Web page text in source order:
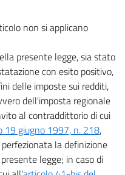
non si applicano
presente legge, sia stato
con esito positivo,
delle imposte sui redditi,
dell'imposta regionale
al contraddittorio di cui
19 giugno 1997, n. 218,
la definizione
legge; in caso di